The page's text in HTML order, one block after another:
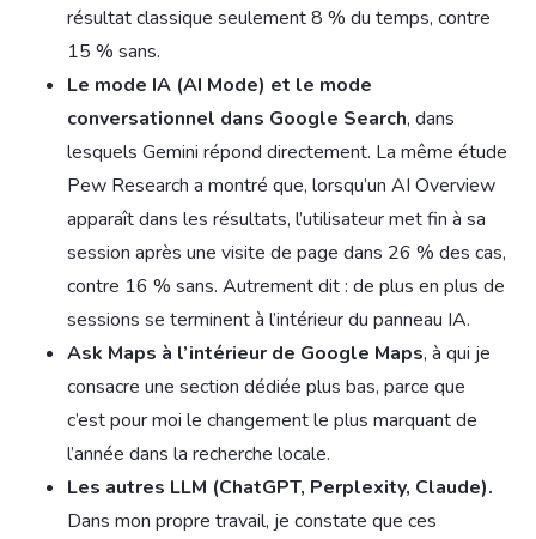
résultat classique seulement 8 % du temps, contre
15 % sans.
Le mode IA (AI Mode) et le mode
conversationnel dans Google Search, dans
lesquels Gemini répond directement. La même étude
Pew Research a montré que, lorsqu’un AI Overview
apparaît dans les résultats, l’utilisateur met fin à sa
session après une visite de page dans 26 % des cas,
contre 16 % sans. Autrement dit : de plus en plus de
sessions se terminent à l’intérieur du panneau IA.
Ask Maps à l’intérieur de Google Maps, à qui je
consacre une section dédiée plus bas, parce que
c’est pour moi le changement le plus marquant de
l’année dans la recherche locale.
Les autres LLM (ChatGPT, Perplexity, Claude).
Dans mon propre travail, je constate que ces